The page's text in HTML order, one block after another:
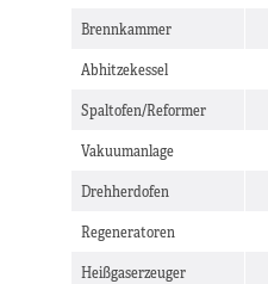
Brennkammer
Abhitzekessel
Spaltofen/Reformer
Vakuumanlage
Drehherdofen
Regeneratoren
Heißgaserzeuger